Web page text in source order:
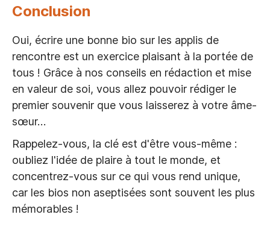
Conclusion
Oui, écrire une bonne bio sur les applis de
rencontre est un exercice plaisant à la portée de
tous ! Grâce à nos conseils en rédaction et mise
en valeur de soi, vous allez pouvoir rédiger le
premier souvenir que vous laisserez à votre âme-
sœur…
Rappelez-vous, la clé est d'être vous-même :
oubliez l'idée de plaire à tout le monde, et
concentrez-vous sur ce qui vous rend unique,
car les bios non aseptisées sont souvent les plus
mémorables !